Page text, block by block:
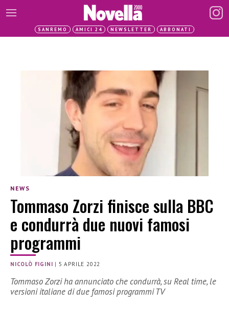
SANREMO AMICI 24 NEWSLETTER ABBONATI
NEWS
Tommaso Zorzi finisce sulla BBC
e condurrà due nuovi famosi
programmi
NICOLÒ FIGINI | 5 APRILE 2022
Tommaso Zorzi ha annunciato che condurrà, su Real time, le
versioni italiane di due famosi programmi TV